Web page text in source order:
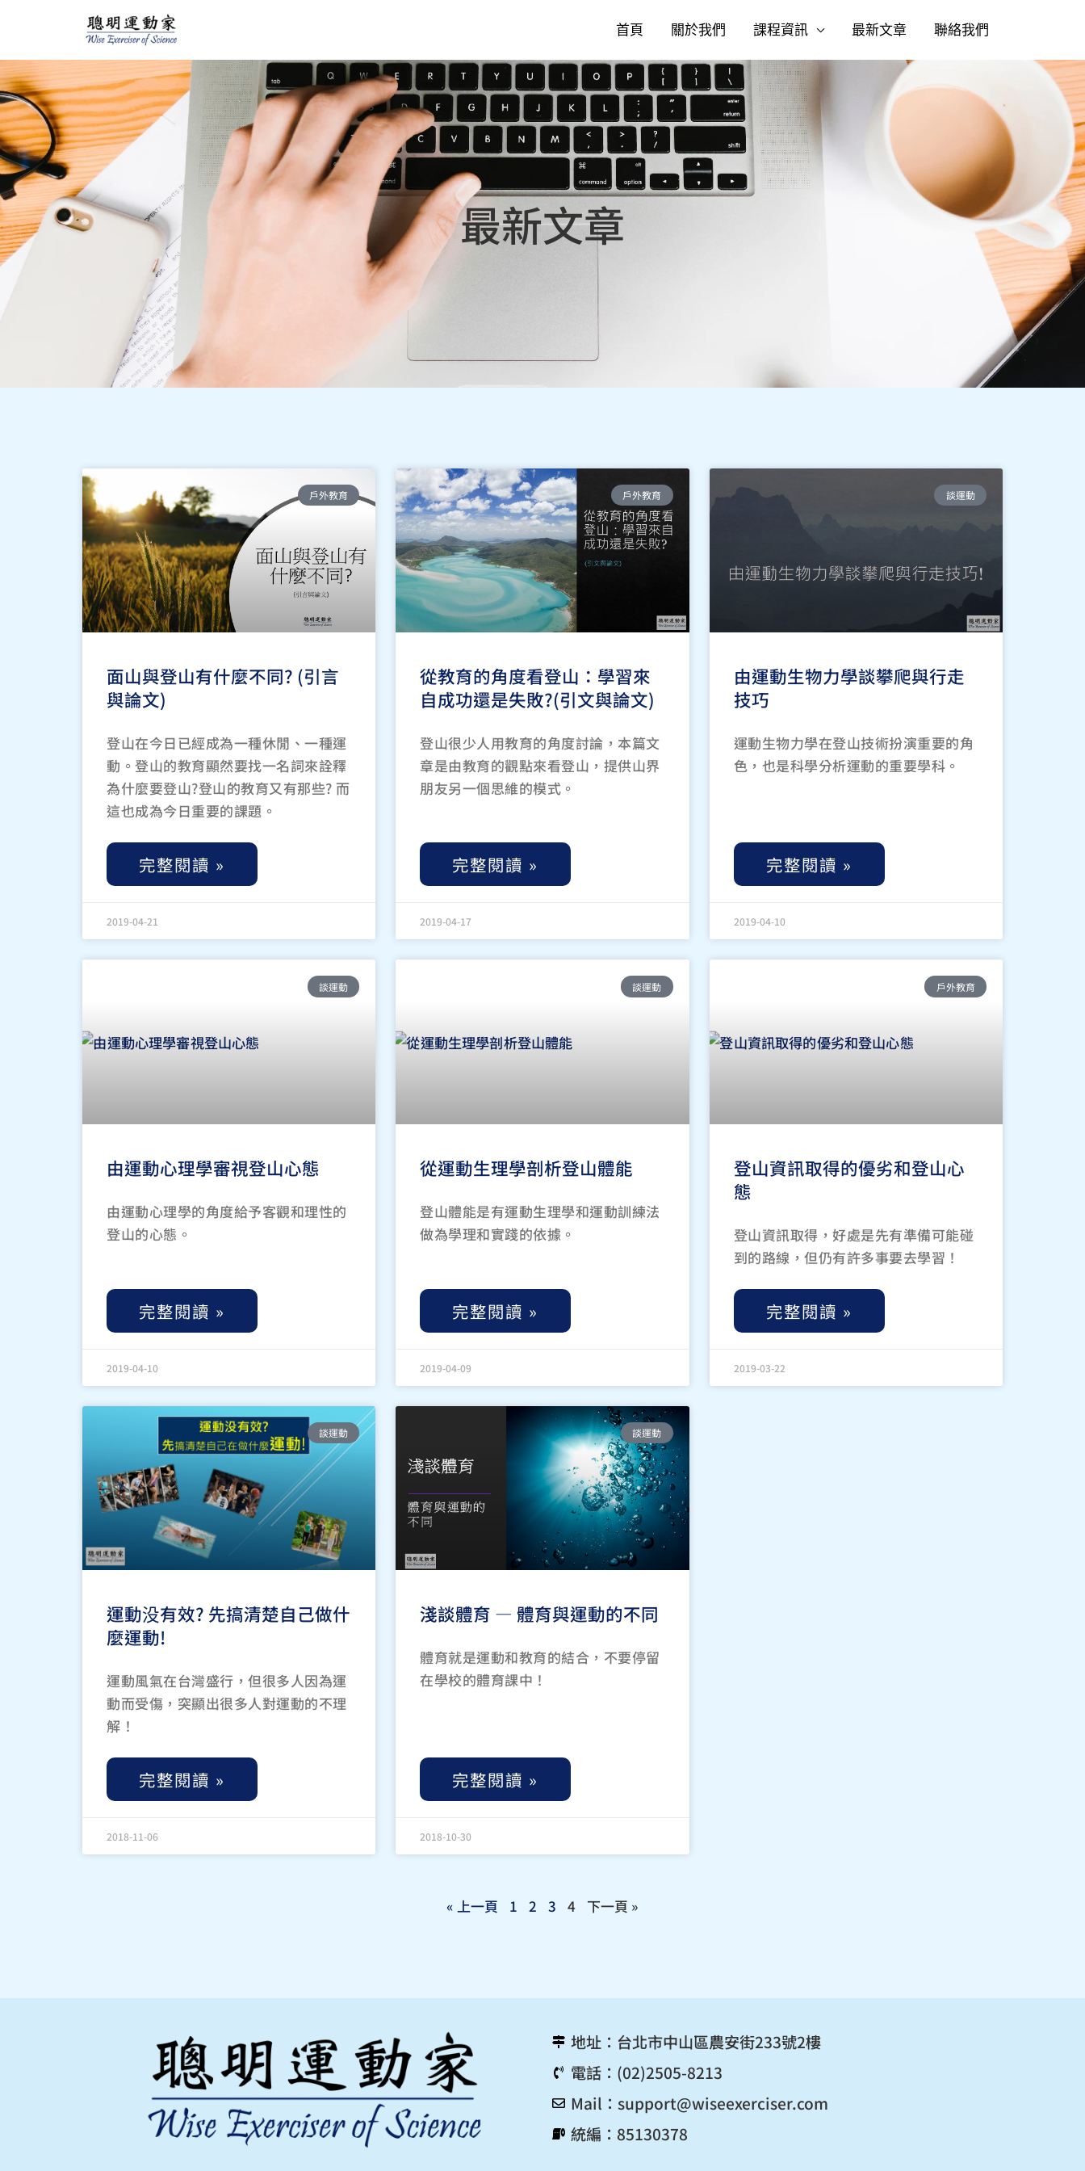
主
要
內
容
首頁 關於我們 課程資訊 最新文章 聯絡我們
最新文章
戶外教育
面山與登山有什麼不同? (引言
與論文)
登山在今日已經成為一種休閒、一種運
動。登山的教育顯然要找一名詞來詮釋
為什麼要登山?登山的教育又有那些? 而
這也成為今日重要的課題。
完整閱讀 »
2019-04-21
戶外教育
從教育的角度看登山：學習來
自成功還是失敗?(引文與論文)
登山很少人用教育的角度討論，本篇文
章是由教育的觀點來看登山，提供山界
朋友另一個思維的模式。
完整閱讀 »
2019-04-17
談運動
由運動生物力學談攀爬與行走
技巧
運動生物力學在登山技術扮演重要的角
色，也是科學分析運動的重要學科。
完整閱讀 »
2019-04-10
談運動
由運動心理學審視登山心態
由運動心理學的角度給予客觀和理性的
登山的心態。
完整閱讀 »
2019-04-10
談運動
從運動生理學剖析登山體能
登山體能是有運動生理學和運動訓練法
做為學理和實踐的依據。
完整閱讀 »
2019-04-09
戶外教育
登山資訊取得的優劣和登山心
態
登山資訊取得，好處是先有準備可能碰
到的路線，但仍有許多事要去學習！
完整閱讀 »
2019-03-22
談運動
運動没有效? 先搞清楚自己做什
麼運動!
運動風氣在台灣盛行，但很多人因為運
動而受傷，突顯出很多人對運動的不理
解！
完整閱讀 »
2018-11-06
談運動
淺談體育 — 體育與運動的不同
體育就是運動和教育的結合，不要停留
在學校的體育課中！
完整閱讀 »
2018-10-30
« 上一頁
頁
面
1
頁
面
2
頁
面
3
頁
面
4 下一頁 »
地址：台北市中山區農安街233號2樓
電話：(02)2505-8213
Mail： support@wiseexerciser.com
統編：85130378